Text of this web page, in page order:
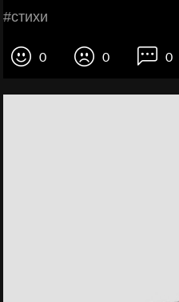
#cтихи
0 0 0